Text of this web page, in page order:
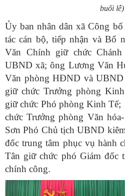
buổi lễ)
Ủy ban nhân dân xã Công
tác cán bộ, tiếp nhận và Bổ
Văn Chính giữ chức
UBND xã; ông Lương Văn
Văn phòng HĐND và
giữ chức Trưởng phòng
giữ chức Phó phòng Kinh
chức Trưởng phòng Văn
Sơn Phó Chủ tịch UBND
đốc trung tâm phục vụ hành
Tân giữ chức phó Giám đốc
chính công.